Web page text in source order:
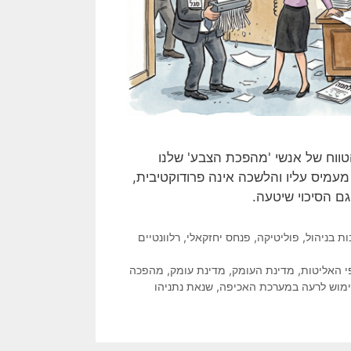
של אנשי 'מהפכת הצבע' שלנו
עליו והלשכה אינה פרודוקטיבית,
הסיכוי שיטעה.
בניהול, פוליטיקה, פנחס יחזקאלי, רלוונטיים
האליטות, מדינת העומק, מדינת עומק, מהפכה
לרעה במערכת האכיפה, שנאת נתניהו